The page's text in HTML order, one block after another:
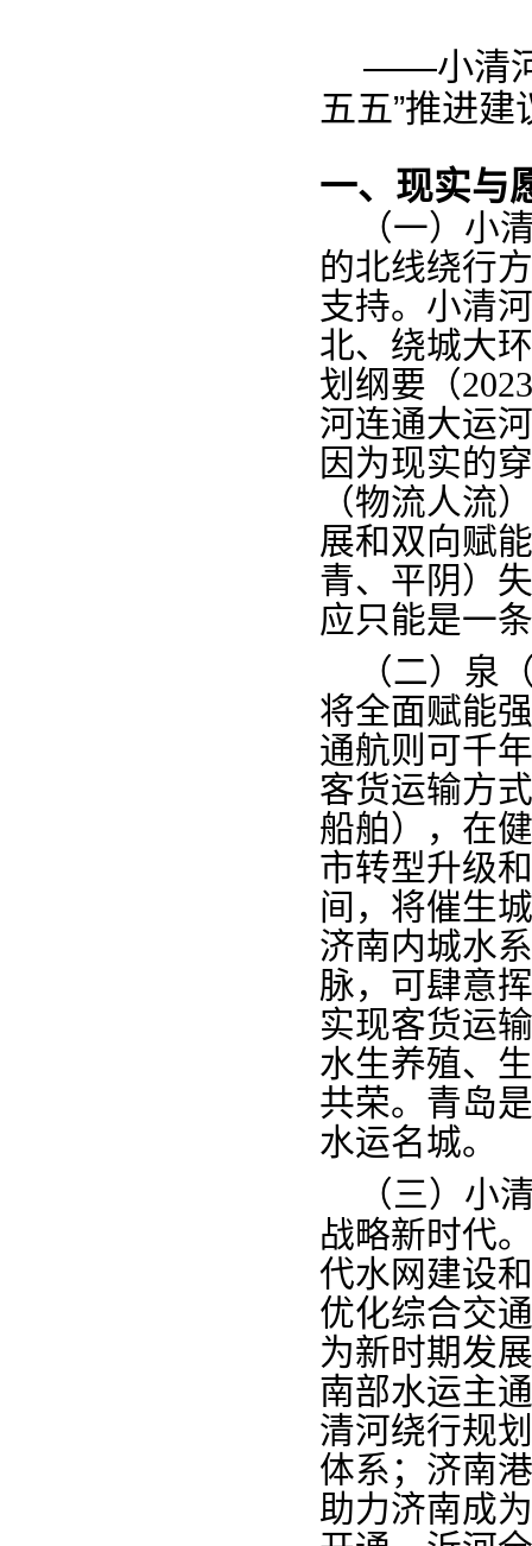
——小清
五五”推进建
一、现实与
（一） 小
的北线绕行
支持。 小清河
北、 绕城大
划纲要 （
河连通大运
因 为现实的
（物流人流）
展和双向赋
青、平阴）
应只能是一
（二） 泉
将全面赋能
通航则可千
客货运输方
船舶），在
市转型升级
间，将催生
济南内城水
脉，可肆意
实现客货运
水生养殖、
共荣。青岛
水运名城。
（三） 小
战略新时代。
代水网建设
优化综合交
为新时期发
南部水运主
清河绕行规
体系；济南
助力济南成